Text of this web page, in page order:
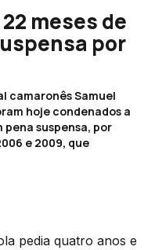
meses de
por
camaronês Samuel
hoje condenados a
pena suspensa, por
e 2009, que
pedia quatro anos e